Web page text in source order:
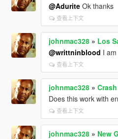
@AduriteOk thanks
查看上下文
johnmac328» Los
@writtninblood I
查看上下文
johnmac328»
Does this work with
查看上下文
johnmac328» New